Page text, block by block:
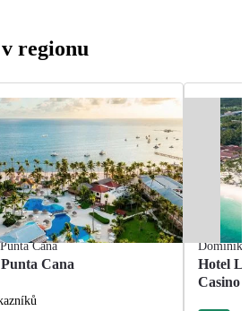
regionu
Punta Cana
Cana
Hotel
Casino